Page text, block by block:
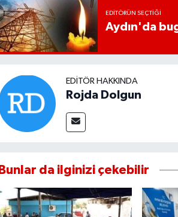
EDITÖRÜN SEÇTIĞI
Aydın'da
EDITÖR HAKKINDA
Rojda Dolgun
Bunlar da ilginizi çekebilir